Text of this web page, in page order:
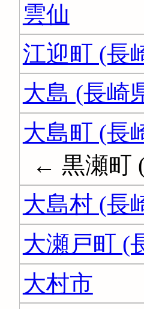
雲仙
江迎町 (長
大島 (長崎
大島町 (長
← 黒瀬町
大島村 (長
大瀬戸町 (
大村市